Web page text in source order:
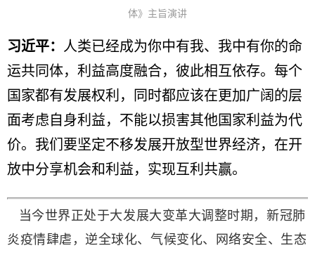
体》主旨演讲
习近平： 人类已经成为你中有我、我中有你的命
运共同体，利益高度融合，彼此相互依存。每个
国家都有发展权利，同时都应该在更加广阔的层
面考虑自身利益，不能以损害其他国家利益为代
价。我们要坚定不移发展开放型世界经济，在开
放中分享机会和利益，实现互利共赢。
当今世界正处于大发展大变革大调整时期，新冠肺
炎疫情肆虐，逆全球化、气候变化、网络安全、生态